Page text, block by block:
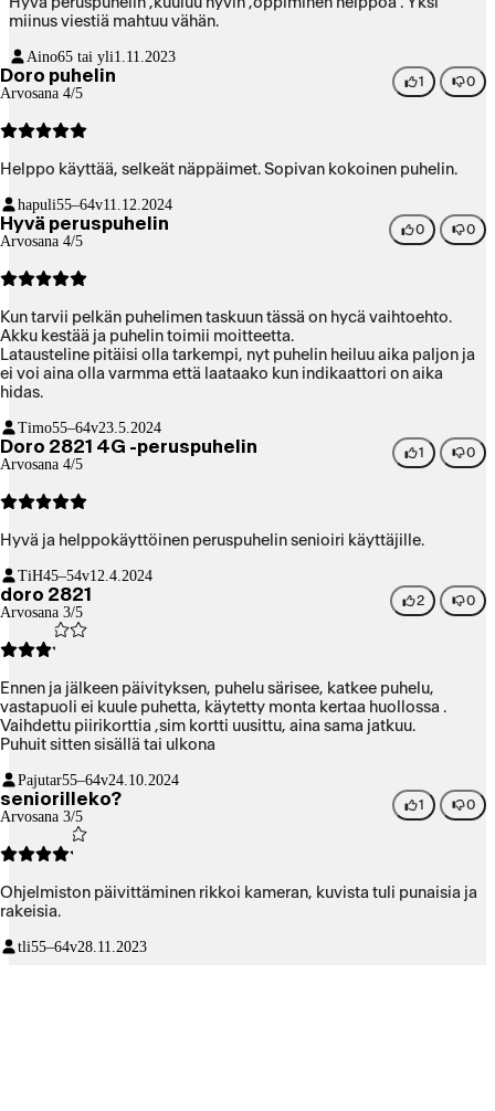
miinus viestiä mahtuu vähän.
Aino65 tai yli1.11.2023
Doro puhelin
Arvosana 4/5
1 0
Helppo käyttää, selkeät näppäimet. Sopivan kokoinen puhelin.
hapuli55–64v11.12.2024
Hyvä peruspuhelin
Arvosana 4/5
0 0
Kun tarvii pelkän puhelimen taskuun tässä on hycä vaihtoehto.
Akku kestää ja puhelin toimii moitteetta.
Latausteline pitäisi olla tarkempi, nyt puhelin heiluu aika paljon ja
ei voi aina olla varmma että laataako kun indikaattori on aika
hidas.
Timo55–64v23.5.2024
Doro 2821 4G -peruspuhelin
Arvosana 4/5
1 0
Hyvä ja helppokäyttöinen peruspuhelin senioiri käyttäjille.
TiH45–54v12.4.2024
doro 2821
Arvosana 3/5
2 0
Ennen ja jälkeen päivityksen, puhelu särisee, katkee puhelu,
vastapuoli ei kuule puhetta, käytetty monta kertaa huollossa .
Vaihdettu piirikorttia ,sim kortti uusittu, aina sama jatkuu.
Puhuit sitten sisällä tai ulkona
Pajutar55–64v24.10.2024
seniorilleko?
Arvosana 3/5
1 0
Ohjelmiston päivittäminen rikkoi kameran, kuvista tuli punaisia ja
rakeisia.
tli55–64v28.11.2023